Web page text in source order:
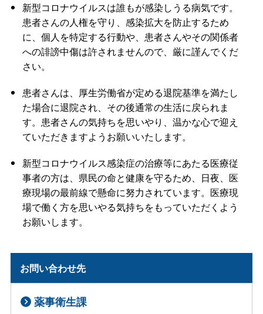
新型コロナウイルスは誰もが感染しうる病気です。
患者さんの人権を守り、感染拡大を防止するため
に、個人を特定する行動や、患者さんやその関係者
への誹謗中傷は許されませんので、厳に謹んでくだ
さい。
患者さんは、厚生労働省が定める退院基準を満たし
た場合に退院され、その後通常の生活に戻られま
す。患者さんの気持ちを思いやり、温かな心で迎え
ていただきますようお願いいたします。
新型コロナウイルス感染症の治療等にあたる医療従
事者の方は、県民の命と健康を守るため、日夜、医
療現場の最前線で懸命に努力されています。医療現
場で働く方を思いやる気持ちをもっていただくよう
お願いします。
お問い合わせ先
薬事衛生課